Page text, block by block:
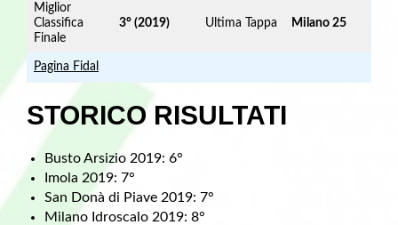
Miglior
Classifica
Finale
3° (2019) Ultima Tappa Milano 25
Pagina Fidal
STORICO RISULTATI
Busto Arsizio 2019: 6°
Imola 2019: 7°
San Donà di Piave 2019: 7°
Milano Idroscalo 2019: 8°